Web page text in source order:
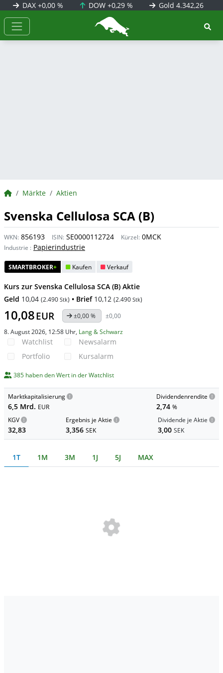
DAX +0,00 % DOW+0,29 % Gold 4.342,26
BörsenNEWS.de
BörsenNEWS.de
Märkte Aktien
Svenska Cellulosa SCA (B)
WKN: 856193 ISIN: SE0000112724 Kürzel: 0MCK
Industrie : Papierindustrie
SMARTBROKER+ Kaufen Verkauf
Kurs zur Svenska Cellulosa SCA (B) Aktie
Geld 10,04 (2.490 Stk) • Brief 10,12 (2.490 Stk)
10,08EUR ±0,00 %
±0,00
8. August 2026, 12:58 Uhr, Lang & Schwarz
Watchlist
Portfolio
Newsalarm
Kursalarm
385 haben den Wert in der Watchlist
Marktkapitalisierung
6,5 Mrd. EUR
Dividendenrendite
2,74 %
KGV
32,83
Ergebnis je Aktie
3,356 SEK
Dividende je Aktie
3,00 SEK
1T 1M 3M 1J 5J MAX